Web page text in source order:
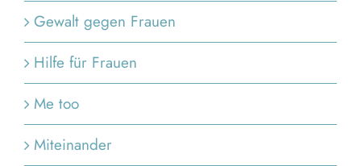
Gewalt gegen Frauen
Hilfe für Frauen
Me too
Miteinander